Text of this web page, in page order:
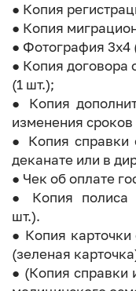
● Копия
● Копия
● Фотография 3х4
● Копия договора
(1 шт.);
● Копия
изменения
● Копия справки
деканате или в
● Чек об оплате
● Копия полиса
шт.).
● Копия
(зеленая
● (Копия справки